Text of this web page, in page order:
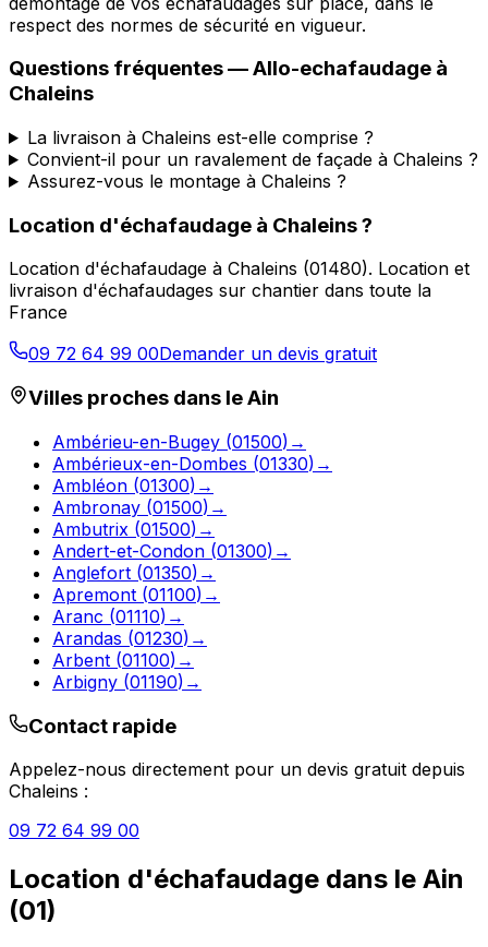
respect des normes de sécurité en vigueur.
Questions fréquentes —Allo-echafaudage à
Chaleins
La livraison à Chaleins est-elle comprise ?
Convient-il pour un ravalement de façade à Chaleins ?
Assurez-vous le montage à Chaleins ?
Location d'échafaudage à Chaleins?
Location d'échafaudage à Chaleins (01480). Location et
livraison d'échafaudages sur chantier dans toute la
France
09 72 64 99 00Demander un devis gratuit
Villes proches dans leAin
Ambérieu-en-Bugey (01500) →
Ambérieux-en-Dombes (01330) →
Ambléon (01300) →
Ambronay (01500) →
Ambutrix (01500) →
Andert-et-Condon (01300) →
Anglefort (01350) →
Apremont (01100) →
Aranc (01110) →
Arandas (01230) →
Arbent (01100) →
Arbigny (01190) →
Contact rapide
Appelez-nous directement pour un devis gratuit depuis
Chaleins :
09 72 64 99 00
Location d'échafaudage dans le Ain
(01)